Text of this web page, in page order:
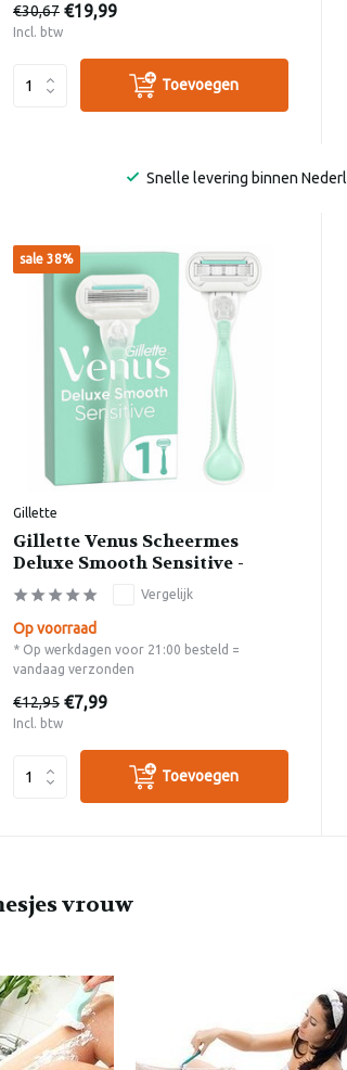
€30,67 €19,99
Incl. btw
Toevoegen
Snelle levering binnen
sale 38%
Gillette
Gillette Venus Scheermes
Deluxe Smooth Sensitive -
Vergelijk
Op voorraad
* Op werkdagen voor 21:00 besteld =
vandaag verzonden
€12,95 €7,99
Incl. btw
Toevoegen
vrouw